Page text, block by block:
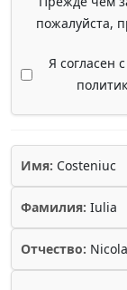
пожалуйста,
Я согласен
Имя: Costeniuc
Фамилия: Iulia
Отчество: